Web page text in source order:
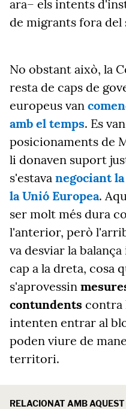
ara– els intents
de migrants fora
No obstant això, la
resta de caps de
europeus van
amb el temps. Es
posicionaments de
li donaven suport
s'estava negociant
la Unió Europea.
ser molt més dura
l'anterior, però
va desviar la
cap a la dreta, cosa
s'aprovessin
contundents contra
intenten entrar al
poden viure de
territori.
RELACIONAT AMB